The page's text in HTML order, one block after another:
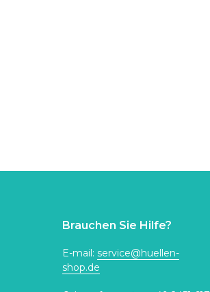
Brauchen Sie Hilfe?
E-mail: service@huellen-
shop.de